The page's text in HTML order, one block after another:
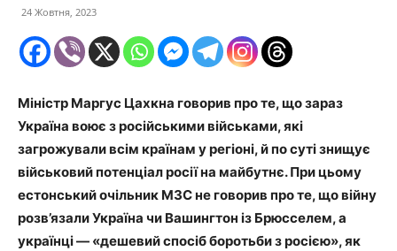
24 Жовтня, 2023
Міністр Маргус Цахкна говорив про те, що зараз
Україна воює з російськими військами, які
загрожували всім країнам у регіоні, й по суті знищує
військовий потенціал росії на майбутнє. При цьому
естонський очільник МЗС не говорив про те, що війну
розв’язали Україна чи Вашингтон із Брюсселем, а
українці — «дешевий спосіб боротьби з росією», як